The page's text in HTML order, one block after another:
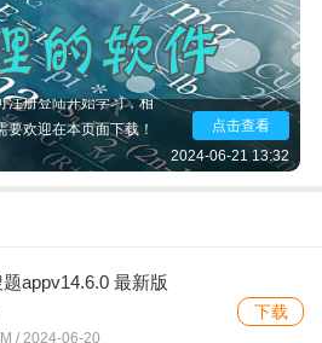
题目可以任意刷不停，
充分掌握物理重难点，
件有很大一部分都是可
注册登陆开始学习，相
欢迎在本页面下载！
点击查看
2024-06-21 13:32
appv14.6.0 最新版
/ 2024-06-20
下载